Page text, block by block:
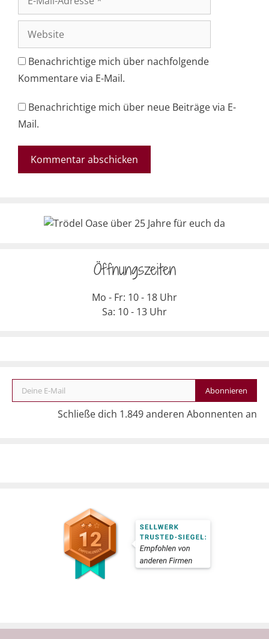
Mail-
Adresse
Website
Benachrichtige mich über nachfolgende
Kommentare via E-Mail.
Benachrichtige mich über neue Beiträge via E-
Mail.
Öffnungszeiten
Mo - Fr: 10 - 18 Uhr
Sa: 10 - 13 Uhr
Deine E-Mail
Abonnieren
Schließe dich 1.849 anderen Abonnenten an